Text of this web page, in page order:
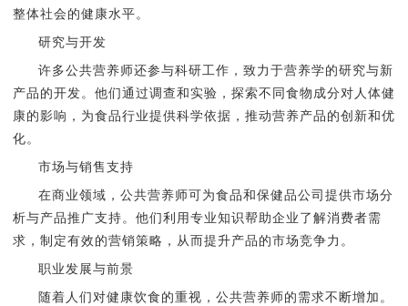
整体社会的健康水平。
研究与开发
许多公共营养师还参与科研工作，致力于营养学的研究与新
产品的开发。他们通过调查和实验，探索不同食物成分对人体健
康的影响，为食品行业提供科学依据，推动营养产品的创新和优
化。
市场与销售支持
在商业领域，公共营养师可为食品和保健品公司提供市场分
析与产品推广支持。他们利用专业知识帮助企业了解消费者需
求，制定有效的营销策略，从而提升产品的市场竞争力。
职业发展与前景
随着人们对健康饮食的重视，公共营养师的需求不断增加。